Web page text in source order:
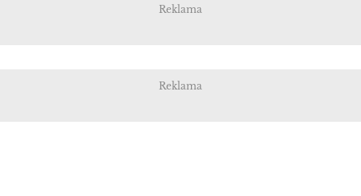
Reklama
Reklama